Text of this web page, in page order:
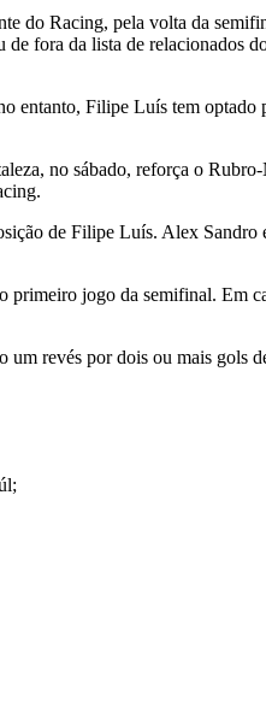
do Racing, pela volta da
fora da lista de relacionados
entanto, Filipe Luís tem
no sábado, reforça o
de Filipe Luís. Alex
jogo da semifinal. Em
revés por dois ou mais gols